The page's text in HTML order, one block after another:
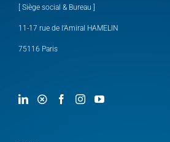
[ Siège social & Bureau ]
11-17 rue de l’Amiral HAMELIN
75116 Paris